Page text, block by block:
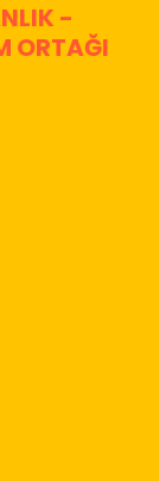
-
ORTAĞI